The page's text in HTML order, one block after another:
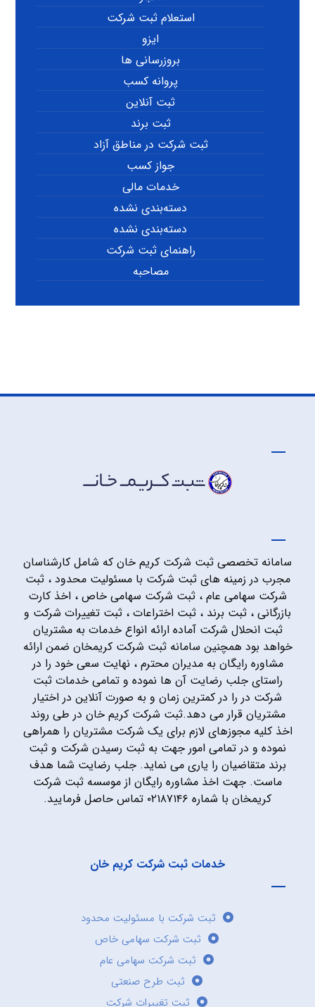
استعلام ثبت شرکت
ایزو
بروزرسانی ها
پروانه کسب
ثبت آنلاین
ثبت برند
ثبت شرکت در مناطق آزاد
جواز کسب
خدمات مالی
دسته‌بندی نشده
دسته‌بندی نشده
راهنمای ثبت شرکت
مصاحبه
سامانه تخصصی ثبت شرکت کریم خان که شامل کارشناسان
مجرب در زمینه های ثبت شرکت با مسئولیت محدود ، ثبت
شرکت سهامی عام ، ثبت شرکت سهامی خاص ، اخذ کارت
بازرگانی ، ثبت برند ، ثبت اختراعات ، ثبت تغییرات شرکت و
ثبت انحلال شرکت آماده ارائه انواع خدمات به مشتریان
خواهد بود همچنین سامانه ثبت شرکت کریمخان ضمن ارائه
مشاوره رایگان به مدیران محترم ، نهایت سعی خود را در
راستای جلب رضایت آن ها نموده و تمامی خدمات ثبت
شرکت در را در کمترین زمان و به صورت آنلاین در اختیار
مشتریان قرار می دهد.ثبت شرکت کریم خان در طی روند
اخذ کلیه مجوزهای لازم برای یک شرکت مشتریان را همراهی
نموده و در تمامی امور جهت به ثبت رسیدن شرکت و ثبت
برند متقاضیان را یاری می نماید. جلب رضایت شما هدف
ماست. جهت اخذ مشاوره رایگان از موسسه ثبت شرکت
کریمخان با شماره ۰۲۱۸۷۱۴۶ تماس حاصل فرمایید.
خدمات ثبت شرکت کریم خان
ثبت شرکت با مسئولیت محدود
ثبت شرکت سهامی خاص
ثبت شرکت سهامی عام
ثبت طرح صنعتی
ثبت تغییرات شرکت